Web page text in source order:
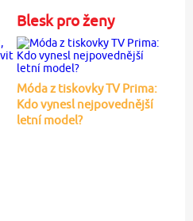
Blesk pro ženy
Móda z tiskovky TV Prima:
Kdo vynesl nejpovednější
letní model?